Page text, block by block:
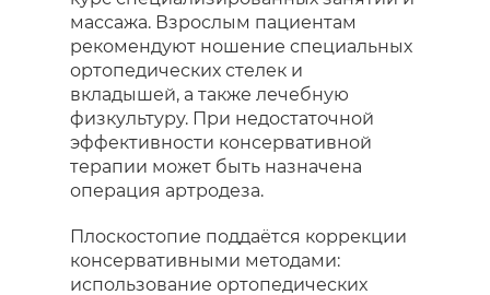
массажа. Взрослым пациентам
рекомендуют ношение специальных
ортопедических стелек и
вкладышей, а также лечебную
физкультуру. При недостаточной
эффективности консервативной
терапии может быть назначена
операция артродеза.
Плоскостопие поддаётся коррекции
консервативными методами:
использование ортопедических